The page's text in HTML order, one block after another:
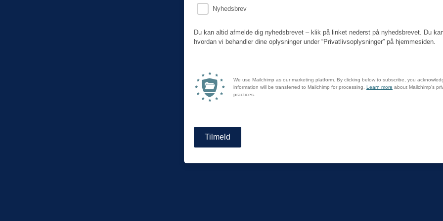
Nyhedsbrev
Du kan altid afmelde dig nyhedsbrevet – klik på linket nederst på nyhedsbrevet. Du
hvordan vi behandler dine oplysninger under “Privatlivsoplysninger” på hjemmesiden.
We use Mailchimp as our marketing platform. By clicking below to subscribe, you
information will be transferred to Mailchimp for processing. Learn more about Mailchimp's
practices.